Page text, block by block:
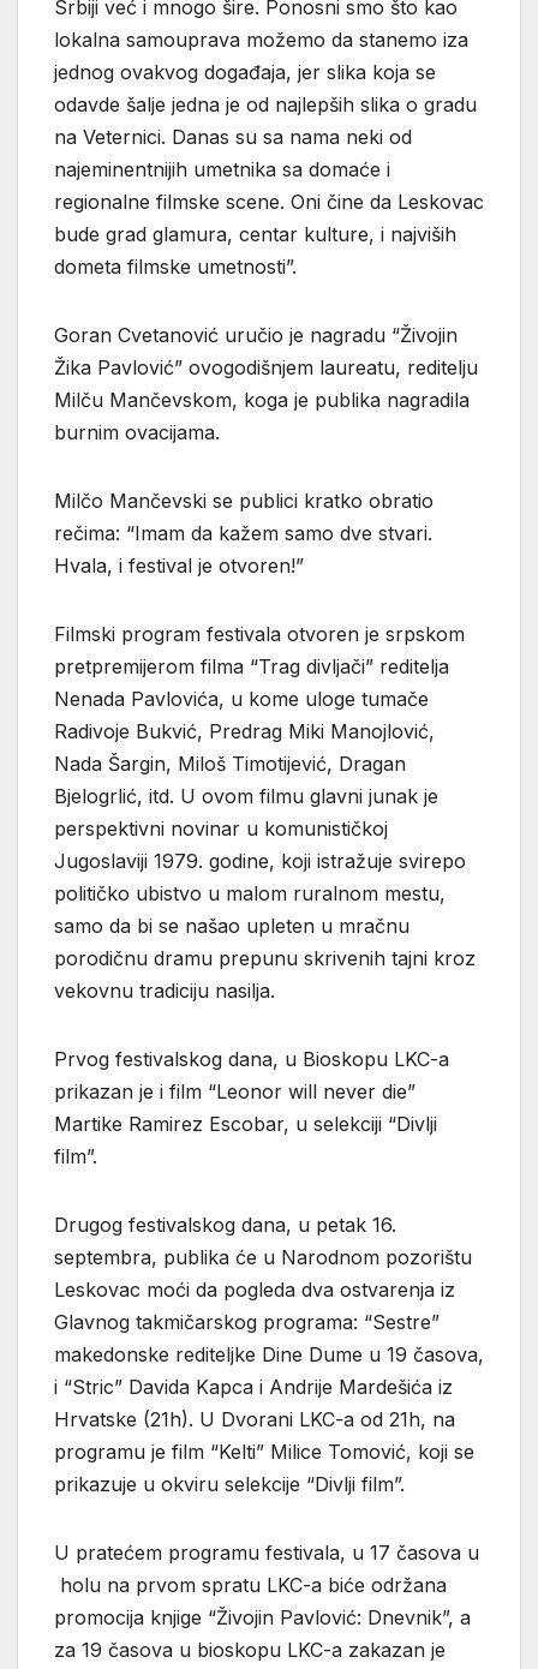
Srbiji već i mnogo šire. Ponosni smo što kao
lokalna samouprava možemo da stanemo iza
jednog ovakvog događaja, jer slika koja se
odavde šalje jedna je od najlepših slika o gradu
na Veternici. Danas su sa nama neki od
najeminentnijih umetnika sa domaće i
regionalne filmske scene. Oni čine da Leskovac
bude grad glamura, centar kulture, i najviših
dometa filmske umetnosti”.
Goran Cvetanović uručio je nagradu “Živojin
Žika Pavlović” ovogodišnjem laureatu, reditelju
Milču Mančevskom, koga je publika nagradila
burnim ovacijama.
Milčo Mančevski se publici kratko obratio
rečima: “Imam da kažem samo dve stvari.
Hvala, i festival je otvoren!”
Filmski program festivala otvoren je srpskom
pretpremijerom filma “Trag divljači” reditelja
Nenada Pavlovića, u kome uloge tumače
Radivoje Bukvić, Predrag Miki Manojlović,
Nada Šargin, Miloš Timotijević, Dragan
Bjelogrlić, itd. U ovom filmu glavni junak je
perspektivni novinar u komunističkoj
Jugoslaviji 1979. godine, koji istražuje svirepo
političko ubistvo u malom ruralnom mestu,
samo da bi se našao upleten u mračnu
porodičnu dramu prepunu skrivenih tajni kroz
vekovnu tradiciju nasilja.
Prvog festivalskog dana, u Bioskopu LKC-a
prikazan je i film “Leonor will never die”
Martike Ramirez Escobar, u selekciji “Divlji
film”.
Drugog festivalskog dana, u petak 16.
septembra, publika će u Narodnom pozorištu
Leskovac moći da pogleda dva ostvarenja iz
Glavnog takmičarskog programa: “Sestre”
makedonske rediteljke Dine Dume u 19 časova,
i “Stric” Davida Kapca i Andrije Mardešića iz
Hrvatske (21h). U Dvorani LKC-a od 21h, na
programu je film “Kelti” Milice Tomović, koji se
prikazuje u okviru selekcije “Divlji film”.
U pratećem programu festivala, u 17 časova u
holu na prvom spratu LKC-a biće održana
promocija knjige “Živojin Pavlović: Dnevnik”, a
za 19 časova u bioskopu LKC-a zakazan je